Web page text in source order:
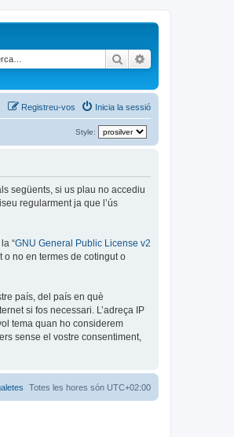
Cerca
Inicia la sessió
Registreu-vos
Style:
següents, si us plau no accediu
regularment ja que l’ús
“GNU General Public License v2
o no en termes de cotingut o
país, del país en què
si fos necessari. L’adreça IP
tema quan ho considerem
sense el vostre consentiment,
Totes les hores són UTC+02:00